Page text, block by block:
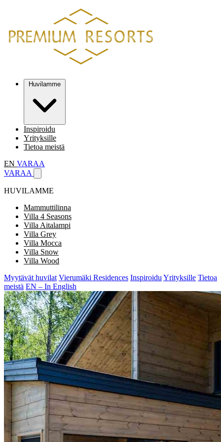
Inspiroidu
Yrityksille
Tietoa meistä
EN VARAA
VARAA
HUVILAMME
Mammuttilinna
Villa 4 Seasons
Villa Aitalampi
Villa Grey
Villa Mocca
Villa Snow
Villa Wood
Myytävät huvilat Vierumäki Residences Inspiroidu Yrityksille Tietoa
meistä EN – In English